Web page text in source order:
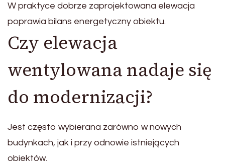
W praktyce dobrze zaprojektowana elewacja
poprawia bilans energetyczny obiektu.
Czy elewacja
wentylowana nadaje się
do modernizacji?
Jest często wybierana zarówno w nowych
budynkach, jak i przy odnowie istniejących
obiektów.